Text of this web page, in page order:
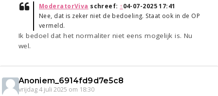
ModeratorViva schreef: ↑04-07-2025 17:41
Nee, dat is zeker niet de bedoeling. Staat ook in de OP
vermeld.
Ik bedoel dat het normaliter niet eens mogelijk is. Nu
wel.
Anoniem_6914fd9d7e5c8
vrijdag 4 juli 2025 om 18:30